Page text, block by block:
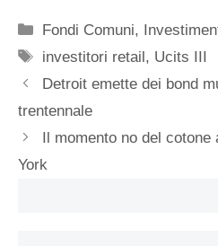
Categorie
Fondi Comuni,
Tag
investitori retail, Ucits III
Detroit emette dei bond
trentennale
Il momento no del cotone
York